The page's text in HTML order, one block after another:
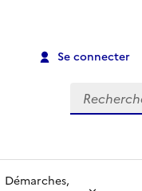
Se connecter
Recherche
Démarches,